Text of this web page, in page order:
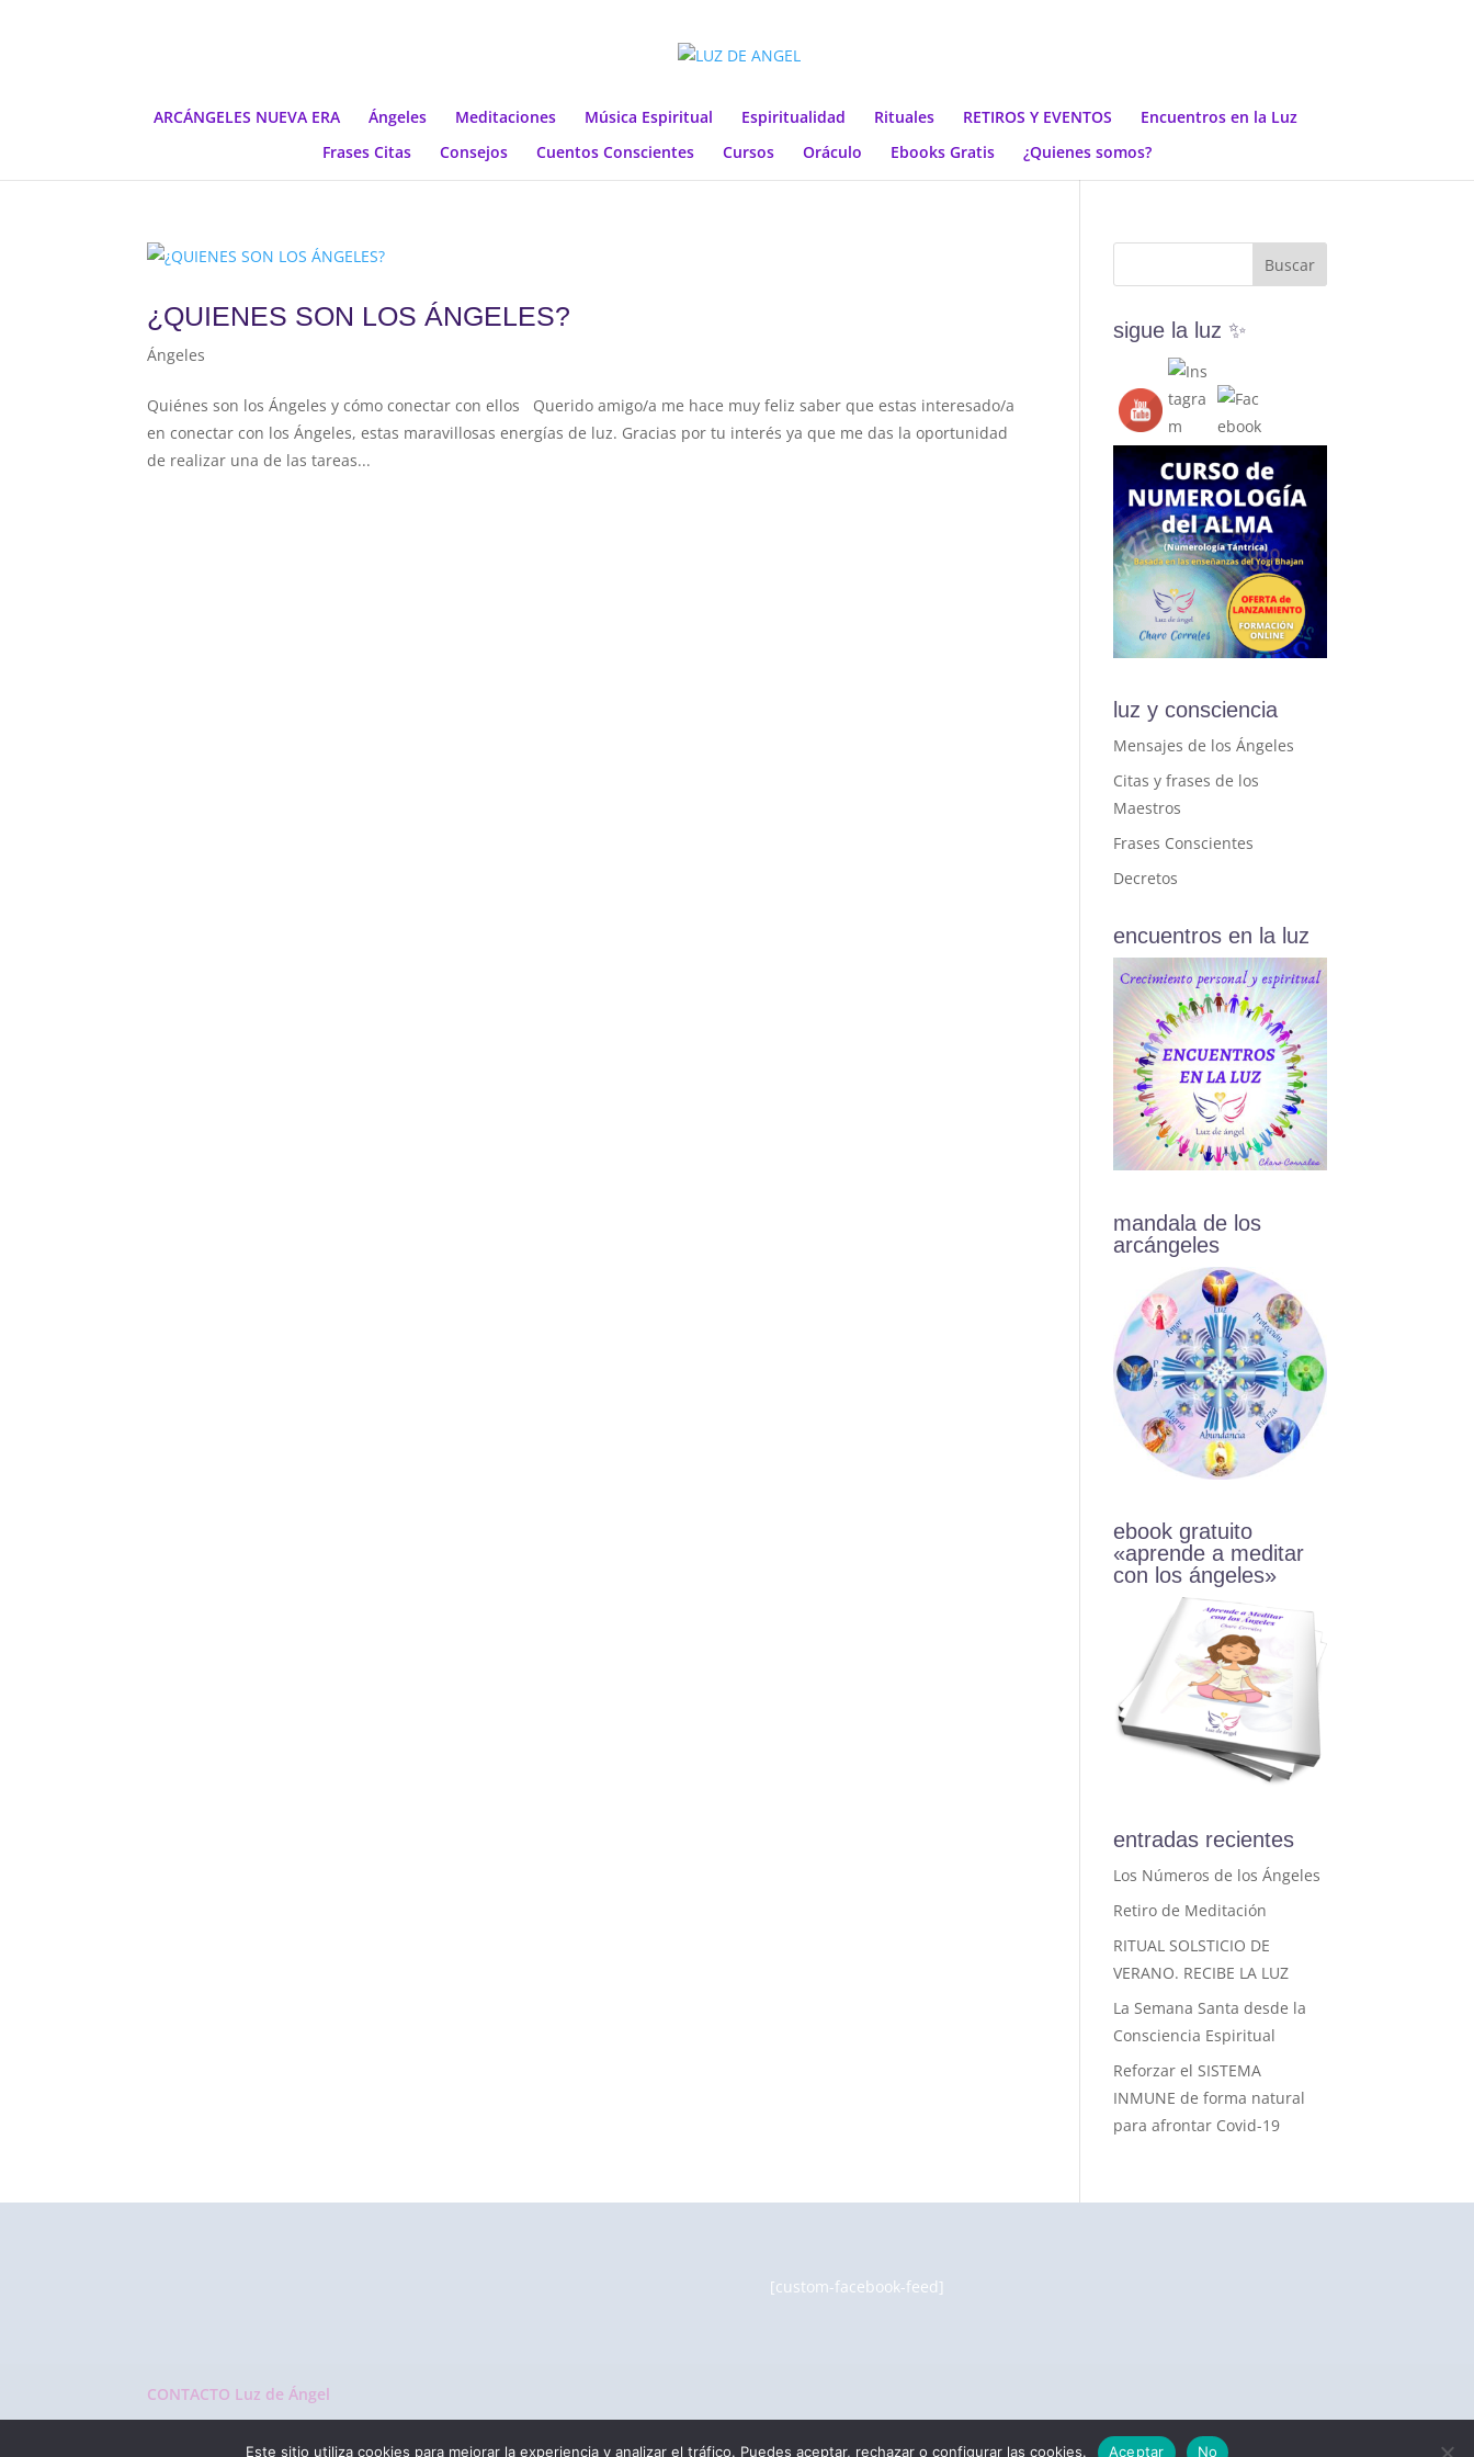
ARCÁNGELES NUEVA ERA Ángeles Meditaciones Música Espiritual Espiritualidad Rituales RETIROS Y EVENTOS
Encuentros en la Luz
Frases Citas
Consejos Cuentos Conscientes Cursos Oráculo Ebooks Gratis ¿Quienes somos?
¿QUIENES SON LOS ÁNGELES?
Ángeles
Quiénes son los Ángeles y cómo conectar con ellos Querido amigo/a me hace muy feliz saber que estas interesado/a
en conectar con los Ángeles, estas maravillosas energías de luz. Gracias por tu interés ya que me das la oportunidad
de realizar una de las tareas...
sigue la luz ✨
luz y consciencia
Mensajes de los Ángeles
Citas y frases de los
Maestros
Frases Conscientes
Decretos
encuentros en la luz
mandala de los
arcángeles
ebook gratuito
«aprende a meditar
con los ángeles»
entradas recientes
Los Números de los Ángeles
Retiro de Meditación
RITUAL SOLSTICIO DE
VERANO. RECIBE LA LUZ
La Semana Santa desde la
Consciencia Espiritual
Reforzar el SISTEMA
INMUNE de forma natural
para afrontar Covid-19
[custom-facebook-feed]
CONTACTO Luz de Ángel
Este sitio utiliza cookies para mejorar la experiencia y analizar el tráfico. Puedes aceptar, rechazar o configurar las cookies. Aceptar No